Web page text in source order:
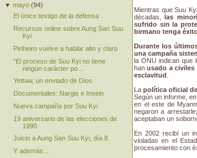
Mientras que Suu
décadas,
las
sufrido sin la
birmano tenga
Durante los
una campaña
la ONU indican que
hanusado a
esclavitud
Lapolítica oficial
Según un informe,
en el este de
negaron a
aceptaban un
En 2002 recibí un
violadas en el
procesamiento con
▼mayo (94)
El único testigo de la defensa
Recursos online sobre Aung San Suu
Kyi
Pinheiro vuelve a hablar alto y claro
"El proceso de Suu Kyi no tiene
ningún carácter po...
Yettaw, un enviado de Dios
Documentales: Nargis e Insein
Nueva campaña por Suu Kyi
19 aniversario de las elecciones de
1990
Juicio a Aung San Suu Kyi, día 8
Y además...